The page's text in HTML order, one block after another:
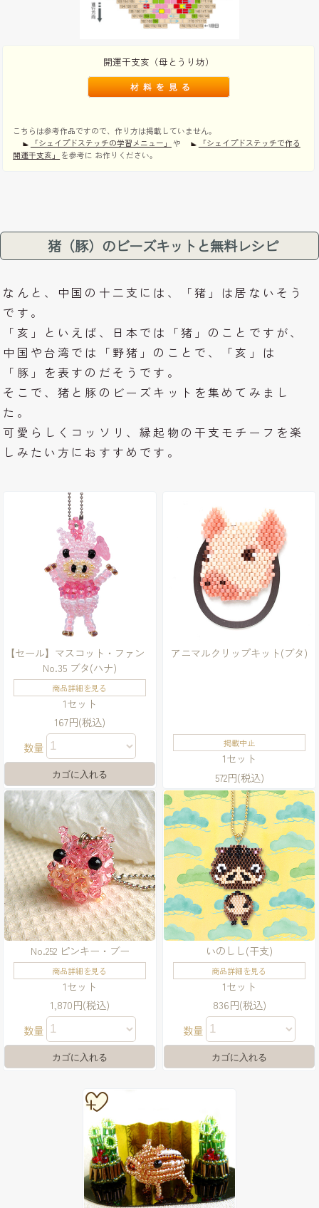
開運干支亥（母とうり坊）
こちらは参考作品ですので、作り方は掲載していません。
「シェイプドステッチの学習メニュー」
や
「シェイプドステッチで作る
開運干支亥」
を参考に お作りください。
猪（豚）のビーズキットと無料レシピ
なんと、中国の十二支には、「猪」は居ないそう
です。
「亥」といえば、日本では「猪」のことですが、
中国や台湾では「野猪」のことで、「亥」は
「豚」を表すのだそうです。
そこで、猪と豚のビーズキットを集めてみまし
た。
可愛らしくコッソリ、縁起物の干支モチーフを楽
しみたい方におすすめです。
【セール】マスコット・ファン
No.35 ブタ(ハナ)
商品詳細を見る
1セット
167円(税込)
数量
アニマルクリップキット(ブタ)
掲載中止
1セット
572円(税込)
No.252 ピンキー・ブー
商品詳細を見る
1セット
1,870円(税込)
数量
いのしし(干支)
商品詳細を見る
1セット
836円(税込)
数量